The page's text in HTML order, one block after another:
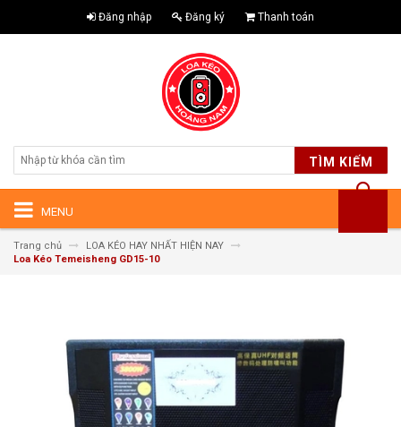
Đăng nhập Đăng ký Thanh toán
TÌM KIẾM
MENU
Trang chủ
LOA KÉO HAY NHẤT HIỆN NAY
Loa Kéo Temeisheng GD15-10